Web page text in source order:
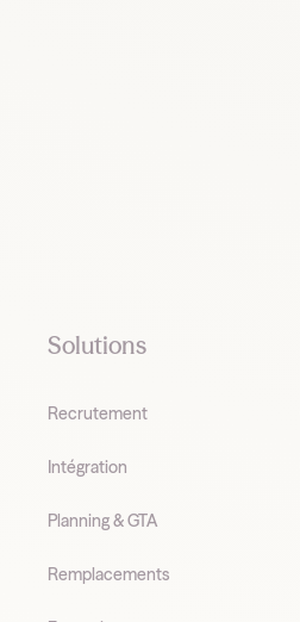
Solutions
Recrutement
Intégration
Planning & GTA
Remplacements